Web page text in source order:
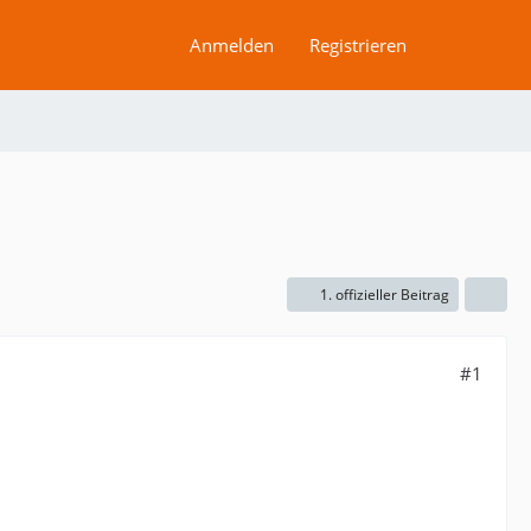
Anmelden Registrieren
1. offizieller Beitrag
#1